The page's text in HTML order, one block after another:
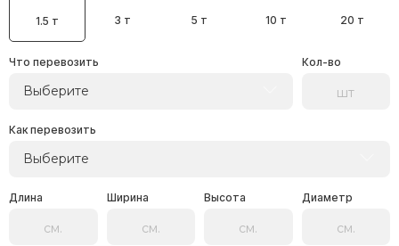
1.5 т 3 т 5 т 10 т 20 т
Что перевозить
Выберите
Кол-во
Как перевозить
Выберите
Длина Ширина Высота Диаметр